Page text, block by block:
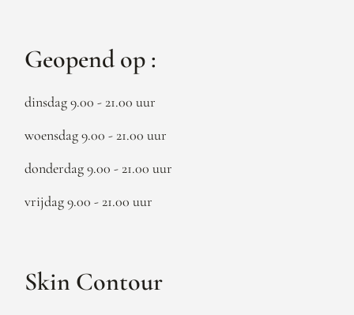
Geopend op :
dinsdag 9.00 - 21.00 uur
woensdag 9.00 - 21.00 uur
donderdag 9.00 - 21.00 uur
vrijdag 9.00 - 21.00 uur
Skin Contour